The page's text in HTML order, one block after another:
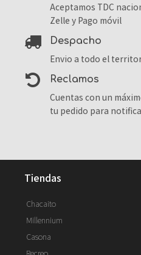
Aceptamos TDC
Zelle y Pago móvil
despacho
Envio a todo el
reclamos
Cuentas con un
tu pedido para
tiendas
Chacaito
Millennium
Casona